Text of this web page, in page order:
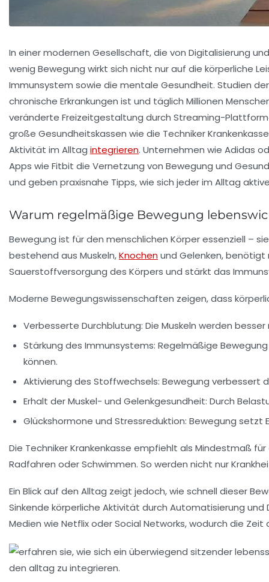
In einer modernen Gesellschaft, die von Digitalisierung
wenig Bewegung wirkt sich nicht nur auf die körperliche
Immunsystem sowie die mentale Gesundheit. Studien
chronische Erkrankungen ist und täglich Millionen
veränderte Freizeitgestaltung durch Streaming-
große Gesundheitskassen wie die Techniker
Aktivität im Alltag integrieren. Unternehmen wie Adidas
Apps wie Fitbit die Vernetzung von Bewegung und
und geben praxisnahe Tipps, wie sich jeder im Alltag
Warum regelmäßige Bewegung
Bewegung ist für den menschlichen Körper essenziell –
bestehend aus Muskeln,Knochenund Gelenken, benötigt
Sauerstoffversorgung des Körpers und stärkt das
Moderne Bewegungswissenschaften zeigen, dass
Verbesserte Durchblutung: Die Muskeln werden
Stärkung des Immunsystems: Regelmäßige
können.
Aktivierung des Stoffwechsels: Bewegung verbessert
Erhalt der Muskel- und Gelenkgesundheit: Durch
Glückshormone und Stressreduktion: Bewegung setzt
Die Techniker Krankenkasse empfiehlt als Mindestmaß
Radfahren oder Schwimmen. So werden nicht nur
Ein Blick auf den Alltag zeigt jedoch, wie schnell dieser
Sinkende körperliche Aktivität durch Automatisierung
Medien wie Netflix oder Social Networks, wodurch die